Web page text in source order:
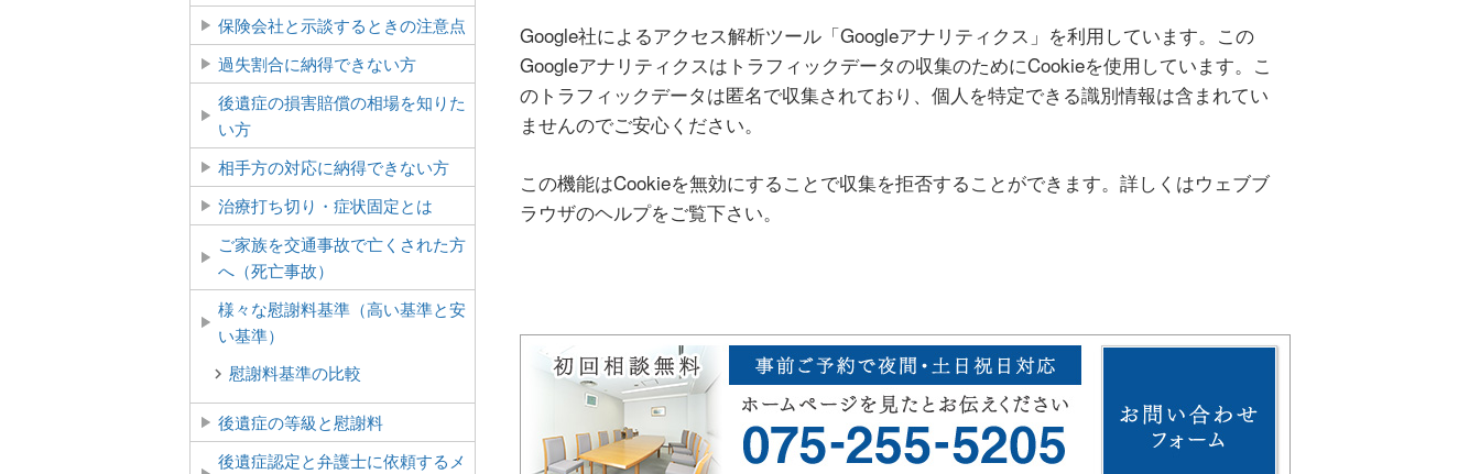
Google社によるアクセス解析ツール「Googleアナリティクス」を利用しています。この
Googleアナリティクスはトラフィックデータの収集のためにCookieを使用しています。こ
のトラフィックデータは匿名で収集されており、個人を特定できる識別情報は含まれてい
ませんのでご安心ください。
この機能はCookieを無効にすることで収集を拒否することができます。詳しくはウェブブ
ラウザのヘルプをご覧下さい。
保険会社と示談するときの注意点
過失割合に納得できない方
後遺症の損害賠償の相場を知りた
い方
相手方の対応に納得できない方
治療打ち切り・症状固定とは
ご家族を交通事故で亡くされた方
へ（死亡事故）
様々な慰謝料基準（高い基準と安
い基準）
慰謝料基準の比較
後遺症の等級と慰謝料
後遺症認定と弁護士に依頼するメ